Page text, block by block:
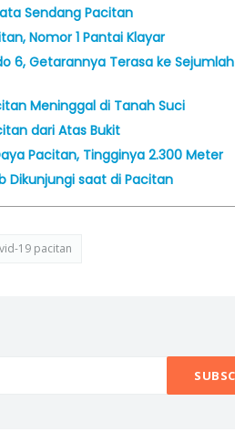
Sendang Pacitan
Nomor 1 Pantai Klayar
6, Getarannya Terasa ke Sejumlah
Meninggal di Tanah Suci
dari Atas Bukit
Pacitan, Tingginya 2.300 Meter
Dikunjungi saat di Pacitan
19 pacitan